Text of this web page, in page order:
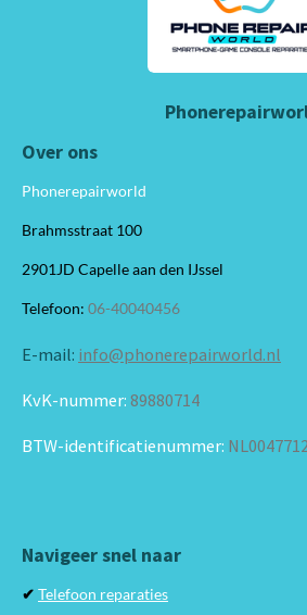
Over ons
Phonerepairworld
Brahmsstraat 100
2901JD Capelle aan den IJssel
Telefoon: 06-40040456
E-mail: info@phonerepairworld.nl
KvK-nummer: 89880714
BTW-identificatienummer:
Navigeer snel naar
✔ Telefoon reparaties